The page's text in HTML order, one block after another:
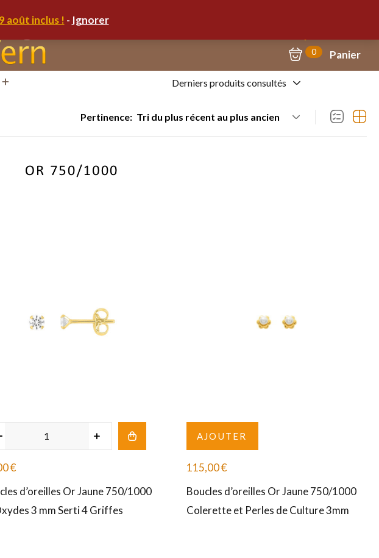
août inclus ! - Ignorer
0 Panier
Derniers produits consultés
Pertinence: Tri du plus récent au plus ancien
€
d’oreilles Or Jaune 750/1000
3 mm Serti 4 Griffes
AJOUTER
115,00€
Boucles d’oreilles Or Jaune 750/1000
Colerette et Perles de Culture 3mm